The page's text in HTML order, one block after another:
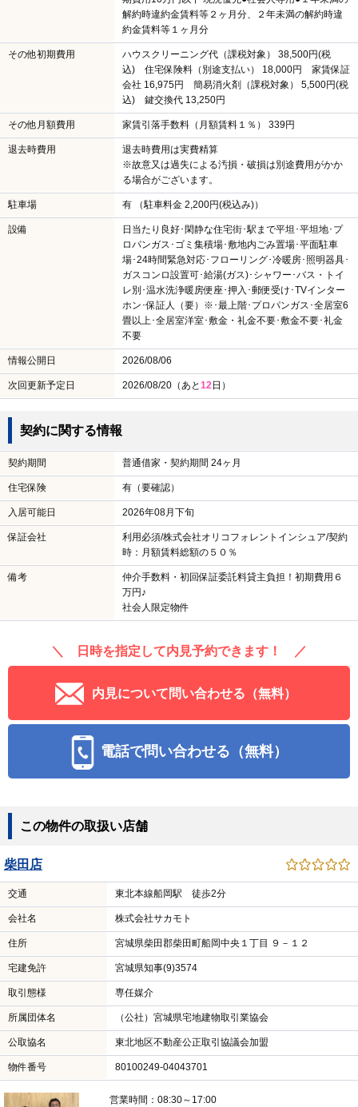
解約時違約金賃料等２ヶ月分、２年未満の解約時違
約金賃料等１ヶ月分
その他初期費用
ハウスクリーニング代（課税対象） 38,500円(税
込) 住宅保険料（別途支払い） 18,000円 家賃保証
会社 16,975円 簡易消火剤（課税対象） 5,500円(税
込) 鍵交換代 13,250円
その他月額費用 家賃引落手数料（月額賃料１％） 339円
退去時費用
退去時費用は実費精算
※故意又は過失による汚損・破損は別途費用がかか
る場合がございます。
駐車場 有 （駐車料金 2,200円(税込み)）
設備
日当たり良好･閑静な住宅街･駅まで平坦･平坦地･プ
ロパンガス･ゴミ集積場･敷地内ごみ置場･平面駐車
場･24時間緊急対応･フローリング･冷暖房･照明器具･
ガスコンロ設置可･給湯(ガス)･シャワー･バス・トイ
レ別･温水洗浄暖房便座･押入･郵便受け･TVインター
ホン･保証人（要）※･最上階･プロパンガス･全居室6
畳以上･全居室洋室･敷金・礼金不要･敷金不要･礼金
不要
情報公開日 2026/08/06
次回更新予定日 2026/08/20（あと12日）
契約に関する情報
契約期間 普通借家・契約期間 24ヶ月
住宅保険 有（要確認）
入居可能日 2026年08月下旬
保証会社
利用必須/株式会社オリコフォレントインシュア/契約
時：月額賃料総額の５０％
備考
仲介手数料・初回保証委託料貸主負担！初期費用６
万円♪
社会人限定物件
＼ 日時を指定して内見予約できます！ ／
内見について問い合わせる（無料）
電話で問い合わせる（無料）
この物件の取扱い店舗
柴田店
交通 東北本線船岡駅 徒歩2分
会社名 株式会社サカモト
住所 宮城県柴田郡柴田町船岡中央１丁目 ９－１２
宅建免許 宮城県知事(9)3574
取引態様 専任媒介
所属団体名 （公社）宮城県宅地建物取引業協会
公取協名 東北地区不動産公正取引協議会加盟
物件番号 80100249-04043701
営業時間：08:30～17:00